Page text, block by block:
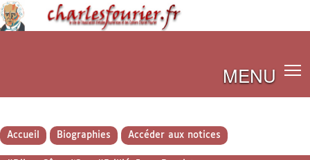
MENU
Accueil Biographies Accéder aux notices